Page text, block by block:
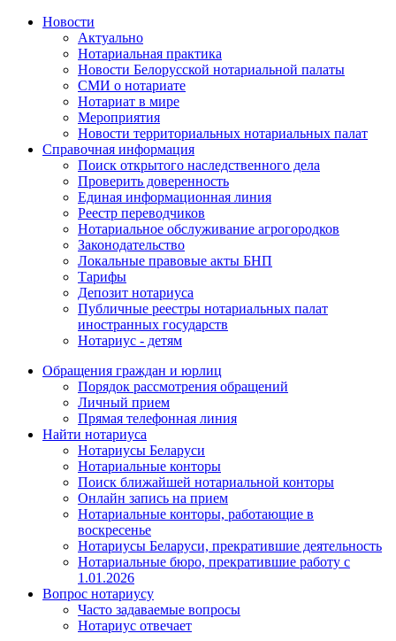
Новости
Актуально
Нотариальная практика
Новости Белорусской нотариальной палаты
СМИ о нотариате
Нотариат в мире
Мероприятия
Новости территориальных нотариальных палат
Справочная информация
Поиск открытого наследственного дела
Проверить доверенность
Единая информационная линия
Реестр переводчиков
Нотариальное обслуживание агрогородков
Законодательство
Локальные правовые акты БНП
Тарифы
Депозит нотариуса
Публичные реестры нотариальных палат
иностранных государств
Нотариус - детям
Обращения граждан и юрлиц
Порядок рассмотрения обращений
Личный прием
Прямая телефонная линия
Найти нотариуса
Нотариусы Беларуси
Нотариальные конторы
Поиск ближайшей нотариальной конторы
Онлайн запись на прием
Нотариальные конторы, работающие в
воскресенье
Нотариусы Беларуси, прекратившие деятельность
Нотариальные бюро, прекратившие работу с
1.01.2026
Вопрос нотариусу
Часто задаваемые вопросы
Нотариус отвечает